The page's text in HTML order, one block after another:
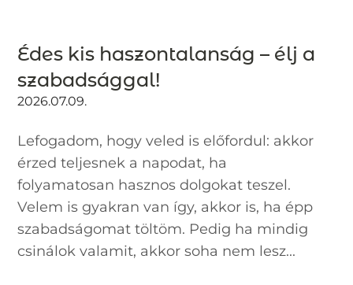
Édes kis haszontalanság – élj a
szabadsággal!
2026.07.09.
Lefogadom, hogy veled is előfordul: akkor
érzed teljesnek a napodat, ha
folyamatosan hasznos dolgokat teszel.
Velem is gyakran van így, akkor is, ha épp
szabadságomat töltöm. Pedig ha mindig
csinálok valamit, akkor soha nem lesz...